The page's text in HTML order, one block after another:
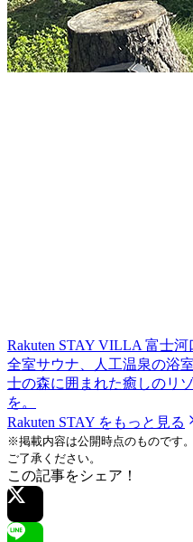
Rakuten STAY VILLA 富士河
全室サウナ、人工温泉の浴
士の森に囲まれた癒しのリ
を。
Rakuten STAY をもっと見る
※掲載内容は公開時点のものです
ご了承ください。
この記事をシェア！